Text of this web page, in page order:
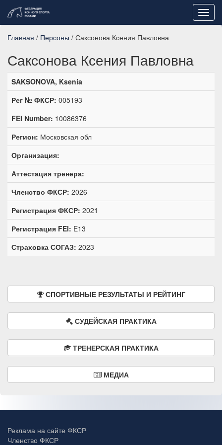
Главная / Персоны / Саксонова Ксения Павловна
Саксонова Ксения Павловна
SAKSONOVA, Ksenia
Рег № ФКСР: 005193
FEI Number: 10086376
Регион: Московская обл
Организация:
Аттестация тренера:
Членство ФКСР: 2026
Регистрация ФКСР: 2021
Регистрация FEI: E13
Страховка СОГАЗ: 2023
СПОРТИВНЫЕ РЕЗУЛЬТАТЫ И РЕЙТИНГ
СУДЕЙСКАЯ ПРАКТИКА
ТРЕНЕРСКАЯ ПРАКТИКА
МЕДИА
Реклама на сайте ФКСР
Членство ФКСР